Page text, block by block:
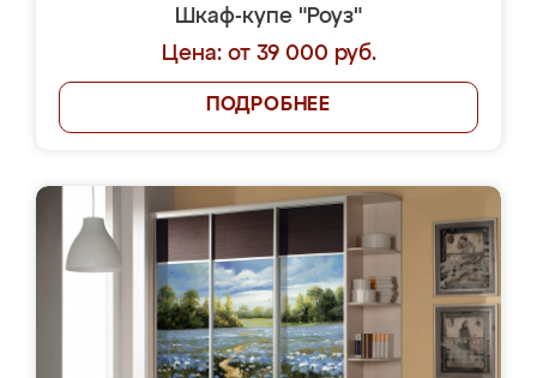
Шкаф-купе "Роуз"
Цена: от 39 000 руб.
ПОДРОБНЕЕ